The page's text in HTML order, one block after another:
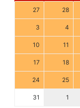
27 28
3 4
10 11
17 18
24 25
31 1